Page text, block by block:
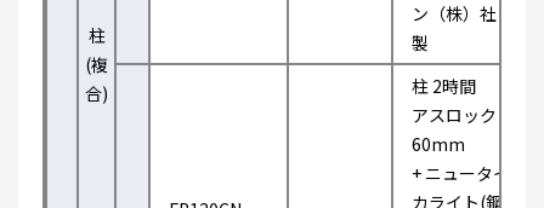
柱
(複
合)
ン（株）社
製
柱 2時間
アスロック
60mm
+ ニュータイ
カライト(鋼